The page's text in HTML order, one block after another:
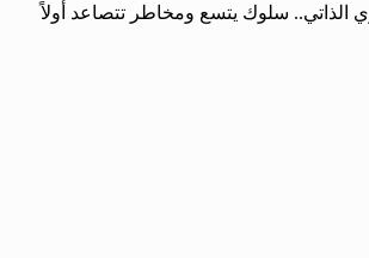
الذاتي.. سلوك يتسع ومخاطر تتصاعد أولاً